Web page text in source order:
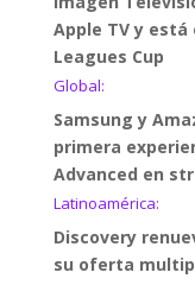
Apple TV y
Leagues Cup
Global:
Samsung y
primera
Advanced en
Latinoamérica:
Discovery
su oferta